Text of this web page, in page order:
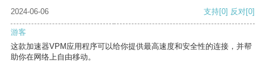
2024-06-06 支持[0] 反对[0]
游客
这款加速器VPM应用程序可以给你提供最高速度和安全性的连接，并帮
助你在网络上自由移动。